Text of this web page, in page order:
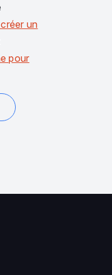
un
pour